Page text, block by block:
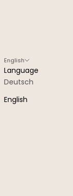
English
Language
Deutsch
English